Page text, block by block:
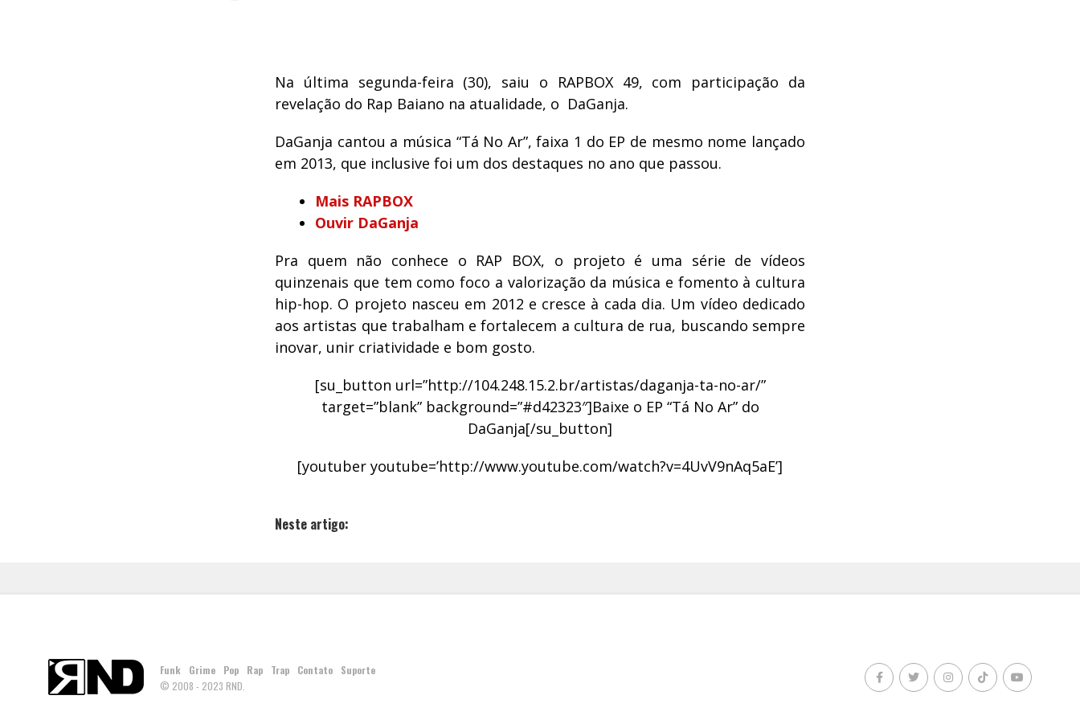
Na última segunda-feira (30), saiu o RAPBOX 49, com participação da
revelação do Rap Baiano na atualidade, o DaGanja.
DaGanja cantou a música “Tá No Ar”, faixa 1 do EP de mesmo nome lançado
em 2013, que inclusive foi um dos destaques no ano que passou.
Mais RAPBOX
Ouvir DaGanja
Pra quem não conhece o RAP BOX, o projeto é uma série de vídeos
quinzenais que tem como foco a valorização da música e fomento à cultura
hip-hop. O projeto nasceu em 2012 e cresce à cada dia. Um vídeo dedicado
aos artistas que trabalham e fortalecem a cultura de rua, buscando sempre
inovar, unir criatividade e bom gosto.
[su_button url=”http://104.248.15.2.br/artistas/daganja-ta-no-ar/”
target=”blank” background=”#d42323″]Baixe o EP “Tá No Ar” do
DaGanja[/su_button]
[youtuber youtube=’http://www.youtube.com/watch?v=4UvV9nAq5aE’]
Neste artigo:
Funk Grime Pop Rap Trap Contato
Suporte
© 2008 - 2023 RND.